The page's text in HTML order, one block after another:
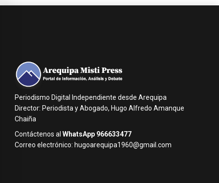
Periodismo Digital Independiente desde Arequipa
Director: Periodista y Abogado, Hugo Alfredo Amanque
Chaiña
Contáctenos al WhatsApp 966633477
Correo electrónico: hugoarequipa1960@gmail.com